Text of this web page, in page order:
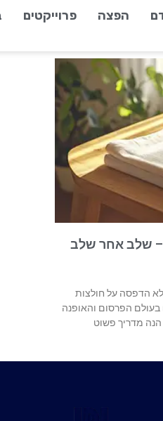
הפצה פרוייקטים
– שלב אחר שלב
הדפסה על חולצות
הפרסום והאופנה
הנה מדריך פשוט